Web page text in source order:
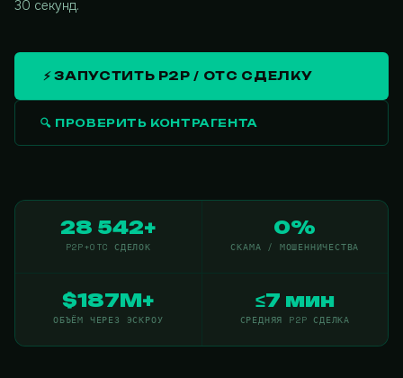
30 секунд.
⚡ ЗАПУСТИТЬ P2P / OTC СДЕЛКУ
🔍 ПРОВЕРИТЬ КОНТРАГЕНТА
28 542+
P2P+OTC СДЕЛОК
0%
СКАМА / МОШЕННИЧЕСТВА
$187M+
ОБЪЁМ ЧЕРЕЗ ЭСКРОУ
≤7 мин
СРЕДНЯЯ P2P СДЕЛКА